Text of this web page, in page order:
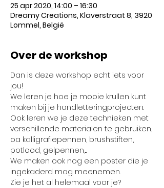
25 apr 2020, 14:00 – 16:30
Dreamy Creations, Klaverstraat 8, 3920
Lommel, België
Over de workshop
Dan is deze workshop echt iets voor
jou!
We leren je hoe je mooie krullen kunt
maken bij je handletteringprojecten.
Ook leren we je deze technieken met
verschillende materialen te gebruiken,
oa kalligrafiepennen, brushstiften,
potlood, gelpennen,...
We maken ook nog een poster die je
ingekaderd mag meenemen.
Zie je het al helemaal voor je?